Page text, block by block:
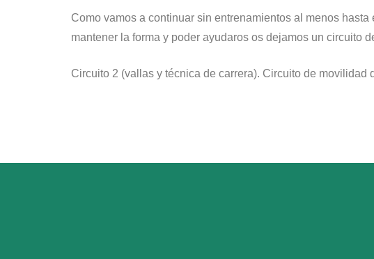
Como vamos a continuar sin entrenamientos al menos
mantener la forma y poder ayudaros os dejamos un circuito
Circuito 2 (vallas y técnica de carrera). Circuito de movilidad